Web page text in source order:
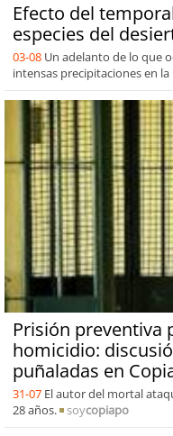
Efecto del
especies del
03-08 Un adelanto de lo que
intensas precipitaciones en la
Prisión preventiva
homicidio:
puñaladas en
31-07 El autor del mortal
28 años.
soycopiapo